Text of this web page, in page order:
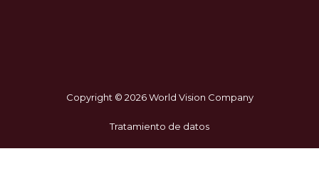
Copyright © 2026 World Vision Company
Tratamiento de datos